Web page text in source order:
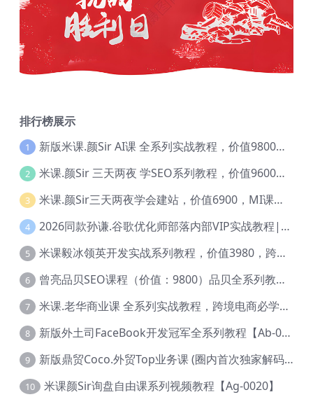
排行榜展示
1 新版米课.颜Sir AI课 全系列实战教程，价值9800，跨境首选！【Ag-0052】
2 米课.颜Sir 三天两夜 学SEO系列教程，价值9600元，跨境人都在学 【Ag-0056】
3 米课.颜Sir三天两夜学会建站，价值6900，MI课甄选课程 【Ag-0055】
4 2026同款孙谦.谷歌优化师部落内部VIP实战教程|价值4999元全网独家解码（官方报名版本）【@034】
5 米课毅冰领英开发实战系列教程，价值3980，跨境必选【Ag-0049】
6 曾亮品贝SEO课程（价值：9800）品贝全系列教程 【Ab-0022】
7 米课.老华商业课 全系列实战教程，跨境电商必学，价值16900元【Ag-0053】
8 新版外土司FaceBook开发冠军全系列教程【Ab-0021】
9 新版鼎贸Coco.外贸Top业务课 (圈内首次独家解码|460节课)【Ag-0091】
10 米课颜Sir询盘自由课系列视频教程【Ag-0020】